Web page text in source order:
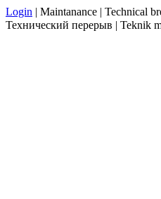
Login | Maintanance | Technical
Технический перерыв | Teknik